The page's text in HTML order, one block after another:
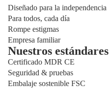
Diseñado para la independencia
Para todos, cada día
Rompe estigmas
Empresa familiar
Nuestros estándares
Certificado MDR CE
Seguridad & pruebas
Embalaje sostenible FSC